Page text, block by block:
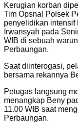
Kerugian korban
Tim Opsnal Polsek
penyelidikan intensif
Irwansyah pada
WIB di sebuah
Perbaungan.
Saat diinterogasi,
bersama rekannya
Petugas langsung
menangkap Beny
11.00 WIB saat
Perbaungan.